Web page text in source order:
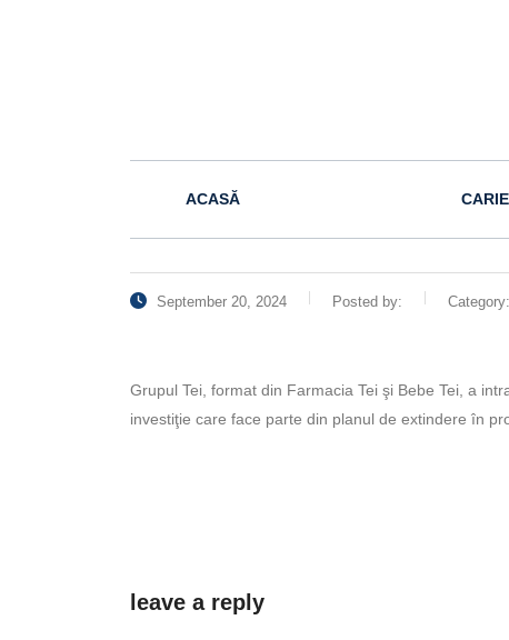
ACASĂ
September 20, 2024 Posted by: Category:
Grupul Tei, format din Farmacia Tei şi Bebe Tei, a
investiţie care face parte din planul de extindere în
leave a reply